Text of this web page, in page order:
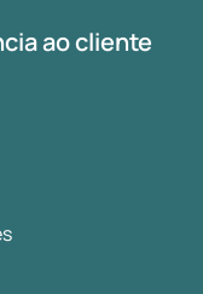
ao cliente